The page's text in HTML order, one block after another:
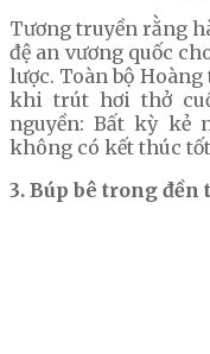
Tương truyền rằng
đệ an vương quốc
lược. Toàn bộ
khi trút hơi thở
nguyền: Bất kỳ kẻ
không có kết thúc
3. Búp bê trong